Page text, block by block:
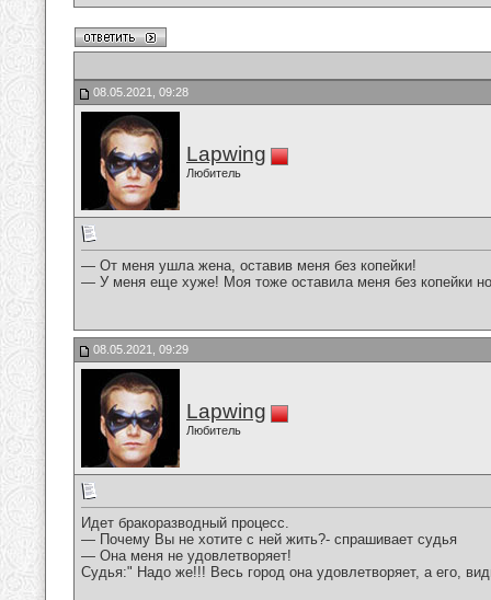
08.05.2021, 09:28
Lapwing
Любитель
— От меня ушла жена, оставив меня без копейки!
— У меня еще хуже! Моя тоже оставила меня без копейки
08.05.2021, 09:29
Lapwing
Любитель
Идет бракоразводный процесс.
— Почему Вы не хотите с ней жить?- спрашивает судья
— Она меня не удовлетворяет!
Судья:" Надо же!!! Весь город она удовлетворяет, а его,